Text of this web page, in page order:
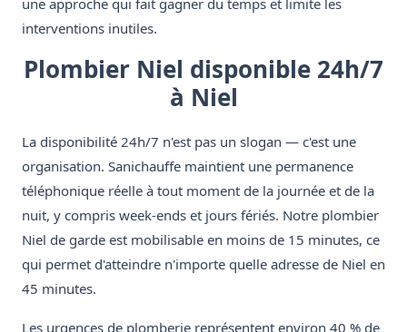
une approche qui fait gagner du temps et limite les
interventions inutiles.
Plombier Niel disponible 24h/7
à Niel
La disponibilité 24h/7 n'est pas un slogan — c'est une
organisation. Sanichauffe maintient une permanence
téléphonique réelle à tout moment de la journée et de la
nuit, y compris week-ends et jours fériés. Notre plombier
Niel de garde est mobilisable en moins de 15 minutes, ce
qui permet d'atteindre n'importe quelle adresse de Niel en
45 minutes.
Les urgences de plomberie représentent environ 40 % de